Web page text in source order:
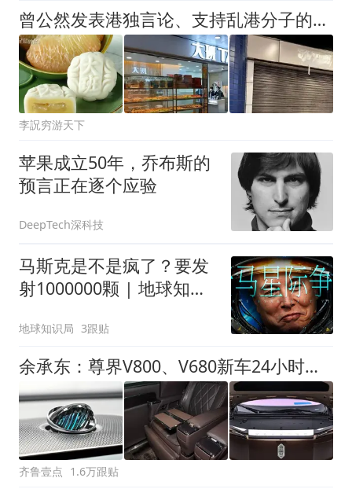
曾公然发表港独言论、支持乱港分子的这家知名企业，后来怎么样？
李詋穷游天下
苹果成立50年，乔布斯的
预言正在逐个应验
DeepTech深科技
马斯克是不是疯了？要发
射1000000颗 | 地球知识
地球知识局 3跟贴
余承东：尊界V800、V680新车24小时大定突破3500台
齐鲁壹点 1.6万跟贴